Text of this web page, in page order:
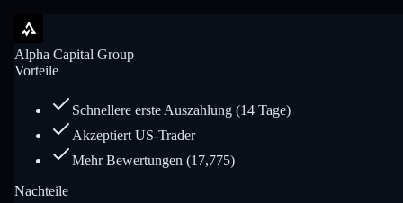
Alpha Capital Group
Vorteile
Schnellere erste Auszahlung (14 Tage)
Akzeptiert US-Trader
Mehr Bewertungen (17,775)
Nachteile